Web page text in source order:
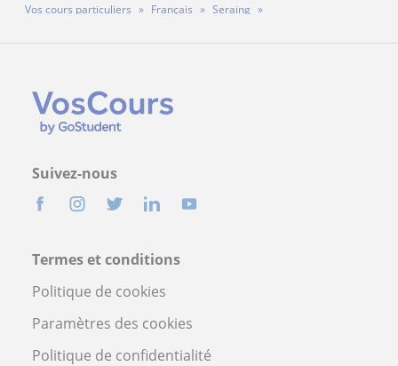
Vos cours particuliers Français
Seraing
Suivez-nous
Termes et conditions
Politique de cookies
Paramètres des cookies
Politique de confidentialité